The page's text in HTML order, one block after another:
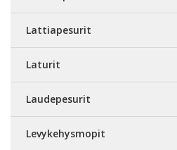
Lattiapesurit
Laturit
Laudepesurit
Levykehysmopit